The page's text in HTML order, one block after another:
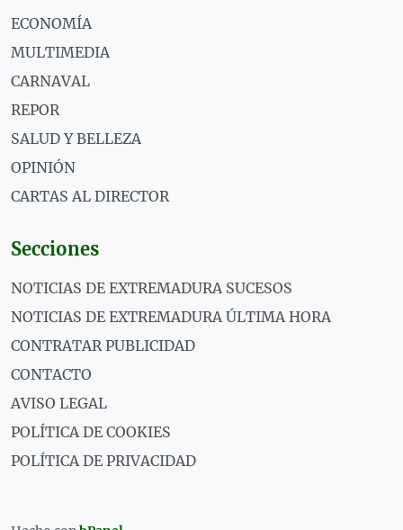
ECONOMÍA
MULTIMEDIA
CARNAVAL
REPOR
SALUD Y BELLEZA
OPINIÓN
CARTAS AL DIRECTOR
Secciones
NOTICIAS DE EXTREMADURA SUCESOS
NOTICIAS DE EXTREMADURA ÚLTIMA HORA
CONTRATAR PUBLICIDAD
CONTACTO
AVISO LEGAL
POLÍTICA DE COOKIES
POLÍTICA DE PRIVACIDAD